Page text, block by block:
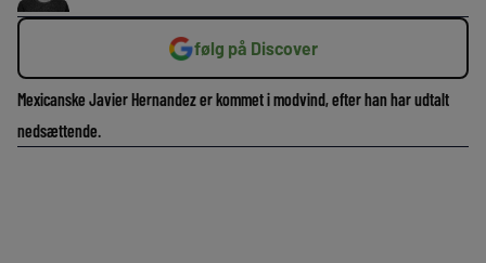
følg på Discover
Mexicanske Javier Hernandez er kommet i modvind, efter han har udtalt
nedsættende.